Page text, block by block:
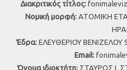
Διακριτικός τίτλος:
Νομική μορφή: ΑΤΟΜΙΚΗ
Έδρα: ΕΛΕΥΘΕΡΙΟΥ ΒΕΝΙΖΕΛΟΥ
Εmail:
Όνομα ιδιοκτήτη: ΣΤΑΥΡΟΣ Ι.